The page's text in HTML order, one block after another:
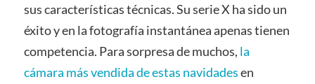
sus características técnicas. Su serie X ha sido un
éxito y en la fotografía instantánea apenas tienen
competencia. Para sorpresa de muchos, la
cámara más vendida de estas navidadesen